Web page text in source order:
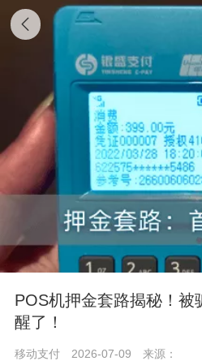
POS机押金套路揭秘！被
醒了！
移动支付 2026-07-09 来源：